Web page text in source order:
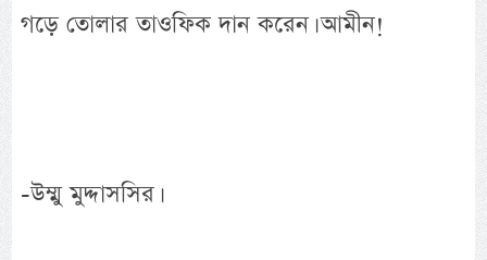
গড়ে তোলার তাওফিক দান করেন। আমীন!
-উম্মু মুদ্দাসসির।